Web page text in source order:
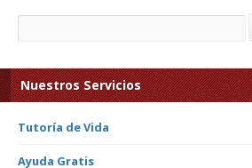
Search
Nuestros Servicios
Tutoría de Vida
Ayuda Gratis